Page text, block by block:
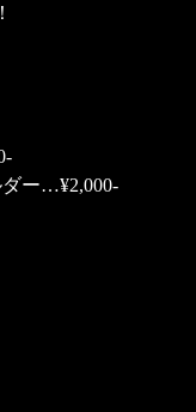
ー…¥2,000-